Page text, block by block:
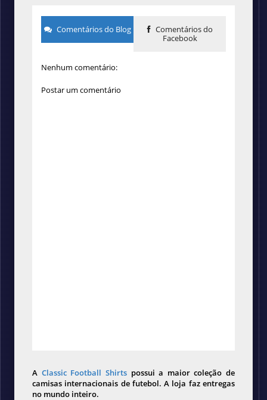
Comentários do Blog
Comentários do
Facebook
Nenhum comentário:
Postar um comentário
A Classic Football Shirts possui a maior coleção de
camisas internacionais de futebol. A loja faz entregas
no mundo inteiro.